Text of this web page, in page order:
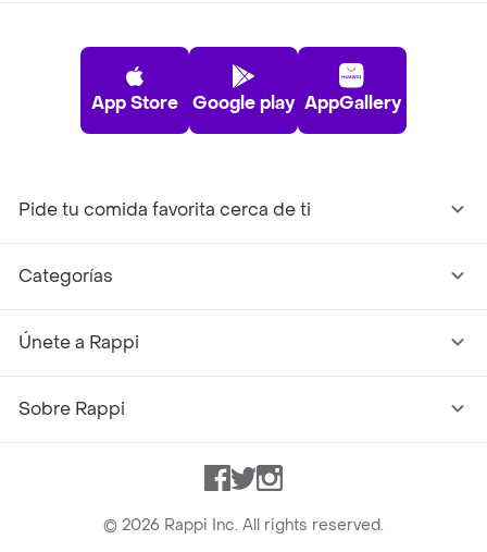
App Store Google play AppGallery
Pide tu comida favorita cerca de ti
Categorías
Únete a Rappi
Sobre Rappi
Facebook
TwitterInstagram
© 2026 Rappi Inc. All rights reserved.